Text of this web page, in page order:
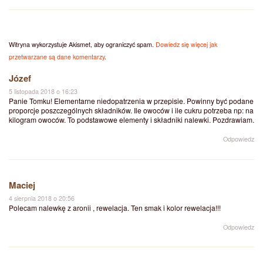
Witryna wykorzystuje Akismet, aby ograniczyć spam. Dowiedz się więcej jak
przetwarzane są dane komentarzy.
Józef
5 listopada 2018 o 16:23
Panie Tomku! Elementarne niedopatrzenia w przepisie. Powinny być podane
proporcje poszczególnych składników. Ile owoców i ile cukru potrzeba np: na
kilogram owoców. To podstawowe elementy i składniki nalewki. Pozdrawiam.
Odpowiedz
Maciej
4 sierpnia 2018 o 20:56
Polecam nalewkę z aronii , rewelacja. Ten smak i kolor rewelacja!!!
Odpowiedz